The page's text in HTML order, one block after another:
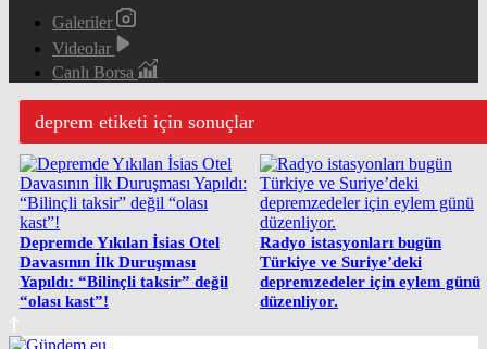
Galeriler
Videolar
Canlı Borsa
deprem etiketi için sonuçlar
Depremde Yıkılan İsias Otel
Davasının İlk Duruşması
Yapıldı: “Bilinçli taksir” değil
“olası kast”!
Radyo istasyonları bugün
Türkiye ve Suriye’deki
depremzedeler için eylem günü
düzenliyor.